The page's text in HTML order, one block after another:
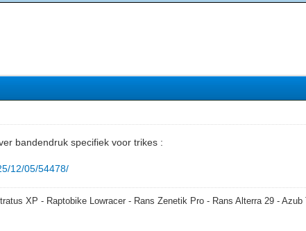
bandendruk specifiek voor trikes :
12/05/54478/
XP - Raptobike Lowracer - Rans Zenetik Pro - Rans Alterra 29 -